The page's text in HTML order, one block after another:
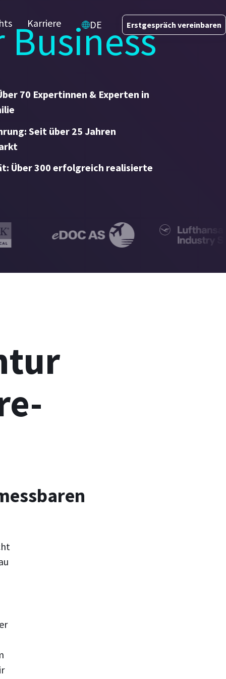
Karriere Erstgespräch vereinbaren
DE
70 Expertinnen & Experten in
Seit über 25 Jahren
Über 300 erfolgreich realisierte